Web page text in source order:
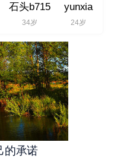
石头b715
34岁
yunxia
24岁
的承诺